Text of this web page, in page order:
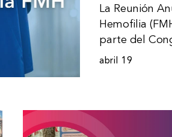
La Reunión
Hemofilia
parte del
abril 19